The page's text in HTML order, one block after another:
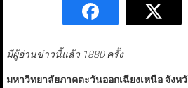
มีผู้อ่านข่าวนี้แล้ว 1880 ครั้ง
มหาวิทยาลัยภาคตะวันออกเฉียงเหนือ จัง